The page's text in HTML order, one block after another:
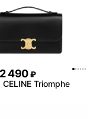
490 ₽
Triomphe